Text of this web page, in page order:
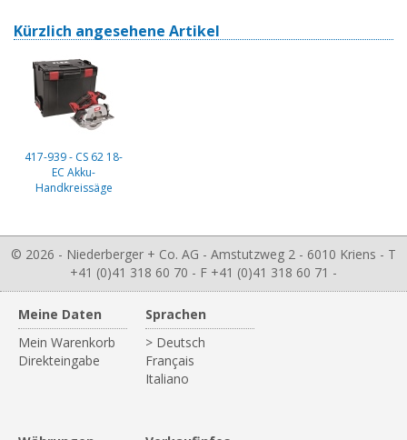
Kürzlich angesehene Artikel
417-939 - CS 62 18-
EC Akku-
Handkreissäge
© 2026 - Niederberger + Co. AG - Amstutzweg 2 - 6010 Kriens - T
+41 (0)41 318 60 70 - F +41 (0)41 318 60 71 -
Meine Daten
Mein Warenkorb
Direkteingabe
Sprachen
> Deutsch
Français
Italiano